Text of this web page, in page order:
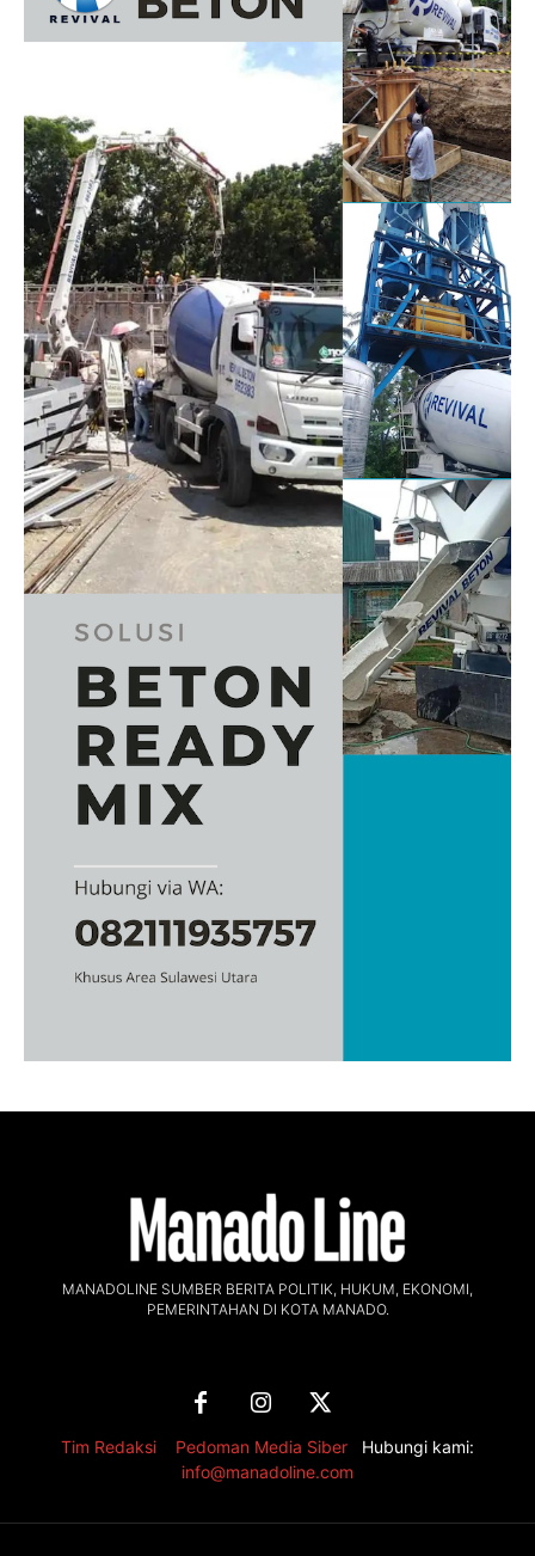
MANADOLINE SUMBER BERITA POLITIK, HUKUM, EKONOMI,
PEMERINTAHAN DI KOTA MANADO.
Tim Redaksi Pedoman Media Siber
Hubungi kami:
info@manadoline.com